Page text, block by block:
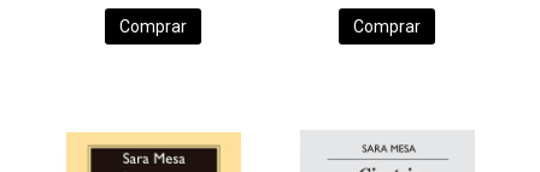
Comprar Comprar